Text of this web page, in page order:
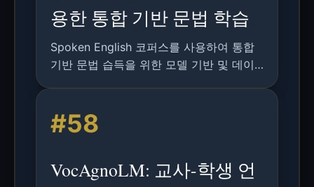
용한 통합 기반 문법 학습
Spoken English 코퍼스를 사용하여 통합
기반 문법 습득을 위한 모델 기반 및 데이
#58
VocAgnoLM: 교사-학생 언